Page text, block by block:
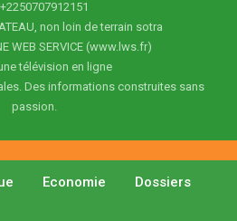
non loin de terrain sotra
WEB SERVICE (www.lws.fr)
télévision en ligne
Des informations construites sans
passion.
Economie Dossiers